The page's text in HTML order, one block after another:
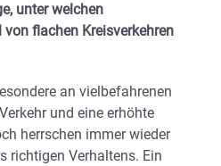
unter welchen
flachen Kreisverkehren
an vielbefahrenen
und eine erhöhte
herrschen immer wieder
richtigen Verhaltens. Ein